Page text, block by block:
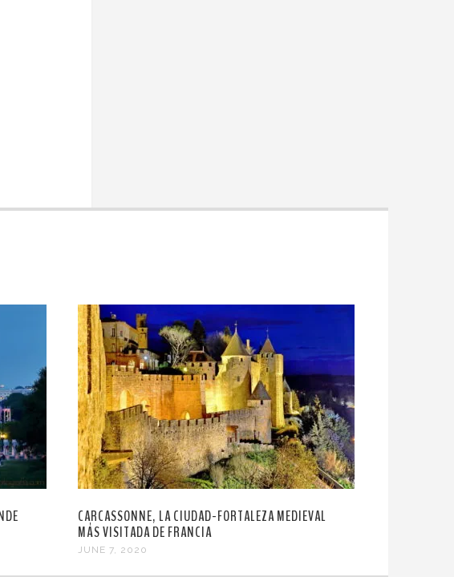
CARCASSONNE, LA CIUDAD-FORTALEZA MEDIEVAL
MÁS VISITADA DE FRANCIA
JUNE 7, 2020